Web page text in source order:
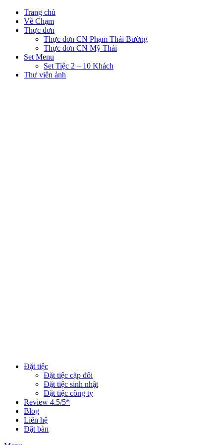
Trang chủ
Về Chạm
Thực đơn
Thực đơn CN Phạm Thái Bường
Thực đơn CN Mỹ Thái
Set Menu
Set Tiệc 2 – 10 Khách
Thư viện ảnh
Đặt tiệc
Đặt tiệc cặp đôi
Đặt tiệc sinh nhật
Đặt tiệc công ty
Review 4.5/5*
Blog
Liên hệ
Đặt bàn